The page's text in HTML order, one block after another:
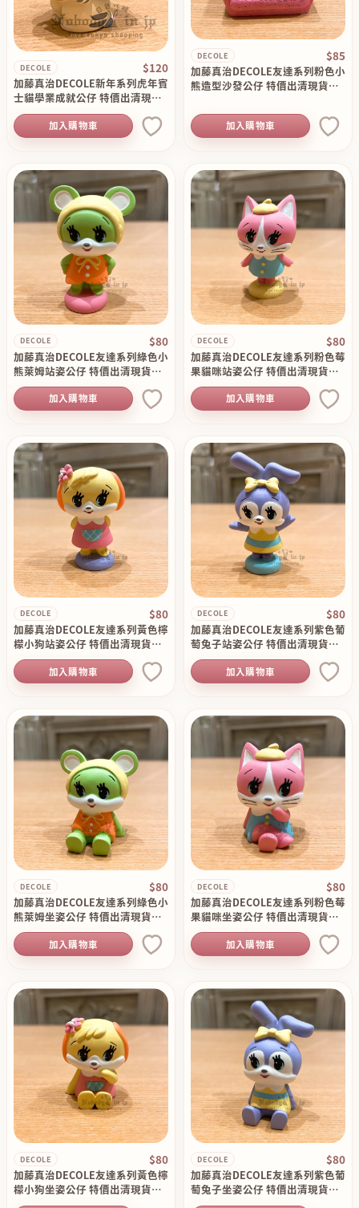
DECOLE $120
加藤真治DECOLE新年系列虎年賓
士貓學業成就公仔 特價出清現貨
原價180
加入購物車
DECOLE $85
加藤真治DECOLE友達系列粉色小
熊造型沙發公仔 特價出清現貨原
加入購物車
DECOLE $80
加藤真治DECOLE友達系列綠色小
熊萊姆站姿公仔 特價出清現貨原
價130
加入購物車
DECOLE $80
加藤真治DECOLE友達系列粉色莓
果貓咪站姿公仔 特價出清現貨原
價130
加入購物車
DECOLE $80
加藤真治DECOLE友達系列黃色檸
檬小狗站姿公仔 特價出清現貨原
價130
加入購物車
DECOLE $80
加藤真治DECOLE友達系列紫色葡
萄兔子站姿公仔 特價出清現貨原
價130
加入購物車
DECOLE $80
加藤真治DECOLE友達系列綠色小
熊萊姆坐姿公仔 特價出清現貨原
價130
加入購物車
DECOLE $80
加藤真治DECOLE友達系列粉色莓
果貓咪坐姿公仔 特價出清現貨原
價130
加入購物車
DECOLE $80
加藤真治DECOLE友達系列黃色檸
檬小狗坐姿公仔 特價出清現貨原
價130
DECOLE $80
加藤真治DECOLE友達系列紫色葡
萄兔子坐姿公仔 特價出清現貨原
價130